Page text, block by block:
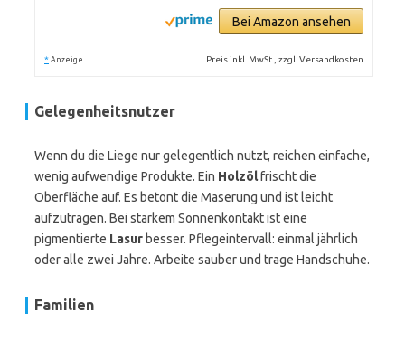
Bei Amazon ansehen
* Anzeige Preis inkl. MwSt., zzgl. Versandkosten
Gelegenheitsnutzer
Wenn du die Liege nur gelegentlich nutzt, reichen einfache,
wenig aufwendige Produkte. Ein Holzölfrischt die
Oberfläche auf. Es betont die Maserung und ist leicht
aufzutragen. Bei starkem Sonnenkontakt ist eine
pigmentierte Lasur besser. Pflegeintervall: einmal jährlich
oder alle zwei Jahre. Arbeite sauber und trage Handschuhe.
Familien